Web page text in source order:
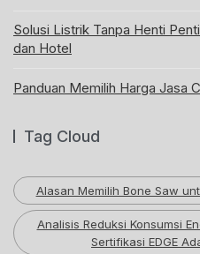
Solusi Listrik Tanpa Henti
dan Hotel
Panduan Memilih Harga Jasa
Tag Cloud
Alasan Memilih Bone Saw
Analisis Reduksi Konsumsi
Sertifikasi EDGE